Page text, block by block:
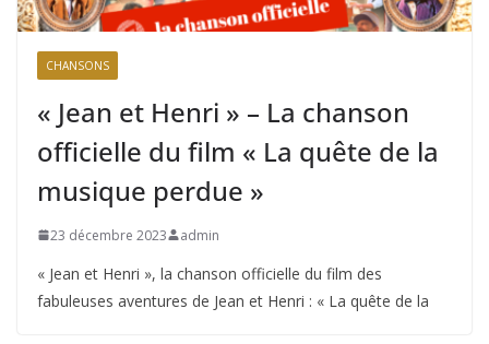
CHANSONS
« Jean et Henri » – La chanson
officielle du film « La quête de la
musique perdue »
23 décembre 2023 admin
« Jean et Henri », la chanson officielle du film des
fabuleuses aventures de Jean et Henri : « La quête de la